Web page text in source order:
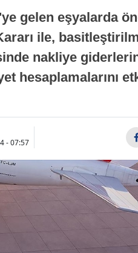
gelen eşyalarda
ile,
nakliye
hesaplamalarını
- 07:57